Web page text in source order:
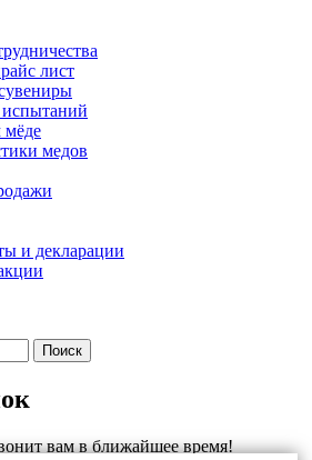
лист
мёде
медов
и декларации
Поиск
вам в ближайшее время!